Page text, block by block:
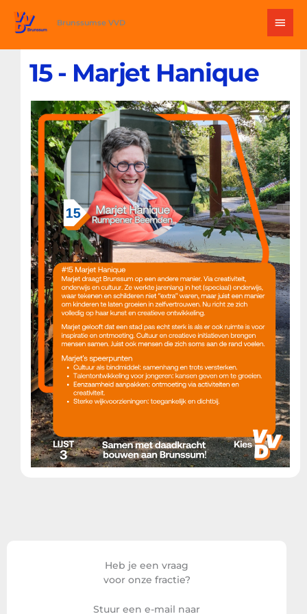
naar
inhoud
Brunssumse VVD
15 - Marjet Hanique
Heb je een vraag
voor onze fractie?
Stuur een e-mail naar